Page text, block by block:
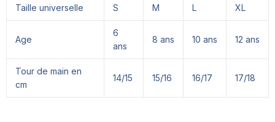
Taille universelle S M L XL
Age
6
ans
8 ans 10 ans 12 ans
Tour de main en
cm
14/15 15/16 16/17 17/18